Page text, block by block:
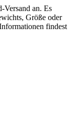
Versand an. Es
Größe oder
findest